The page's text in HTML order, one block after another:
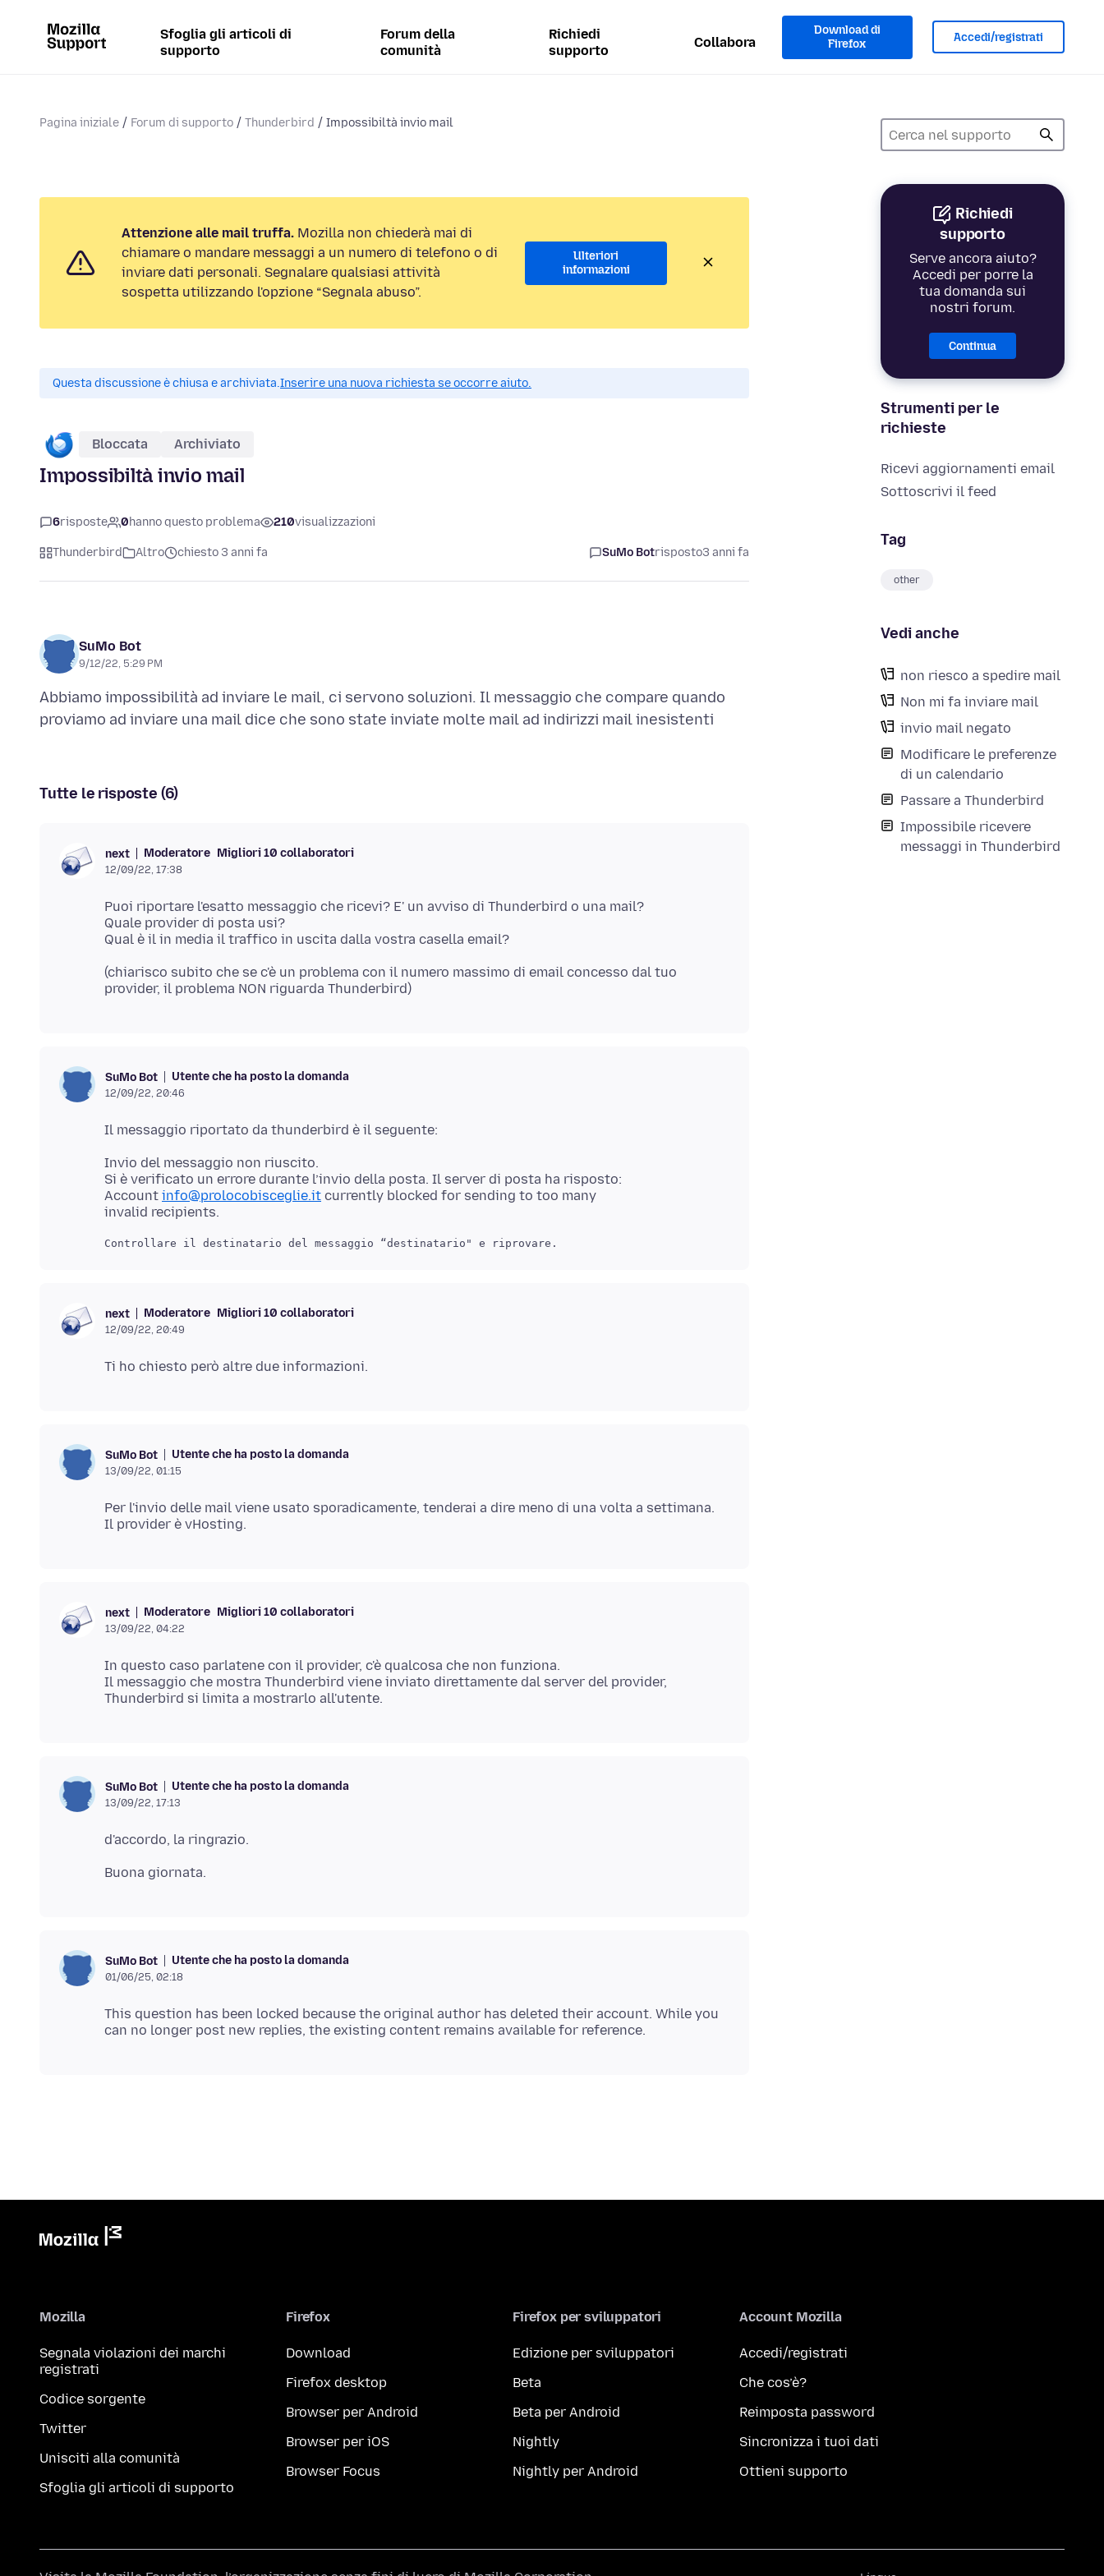
Sfoglia gli articoli di
supporto
Forum della
comunità
Richiedi
supporto
Collabora
Download di
Firefox
Accedi/registrati
Pagina iniziale Forum di supporto Thunderbird Impossibiltà invio mail
Richiedi
supporto
Serve ancora aiuto?
Accedi per porre la
tua domanda sui
nostri forum.
Continua
Strumenti per le
richieste
Ricevi aggiornamenti email
Sottoscrivi il feed
Tag
other
Vedi anche
non riesco a spedire mail
Non mi fa inviare mail
invio mail negato
Modificare le preferenze
di un calendario
Passare a Thunderbird
Impossibile ricevere
messaggi in Thunderbird
Attenzione alle mail truffa. Mozilla non chiederà mai di
chiamare o mandare messaggi a un numero di telefono o di
inviare dati personali. Segnalare qualsiasi attività
sospetta utilizzando l'opzione “Segnala abuso”.
Ulteriori
informazioni
Questa discussione è chiusa e archiviata.Inserire una nuova richiesta se occorre aiuto.
Bloccata Archiviato
Impossibiltà invio mail
6risposte 0hanno questo problema 210visualizzazioni
Thunderbird Altro chiesto 3 anni fa SuMo Botrisposto3 anni fa
SuMo Bot
9/12/22, 5:29 PM
Abbiamo impossibilità ad inviare le mail, ci servono soluzioni. Il messaggio che compare quando
Tutte le risposte (6)
next Moderatore Migliori 10 collaboratori
12/09/22, 17:38
Puoi riportare l'esatto messaggio che ricevi? E' un avviso di Thunderbird o una mail?
Quale provider di posta usi?
(chiarisco subito che se c'è un problema con il numero massimo di email concesso dal tuo
SuMo Bot Utente che ha posto la domanda
12/09/22, 20:46
Invio del messaggio non riuscito.
Si è verificato un errore durante l’invio della posta. Il server di posta ha risposto:
Account info@prolocobisceglie.it currently blocked for sending to too many
next Moderatore Migliori 10 collaboratori
12/09/22, 20:49
SuMo Bot Utente che ha posto la domanda
13/09/22, 01:15
Per l'invio delle mail viene usato sporadicamente, tenderai a dire meno di una volta a settimana.
next Moderatore Migliori 10 collaboratori
13/09/22, 04:22
In questo caso parlatene con il provider, c'è qualcosa che non funziona.
Il messaggio che mostra Thunderbird viene inviato direttamente dal server del provider,
SuMo Bot Utente che ha posto la domanda
13/09/22, 17:13
SuMo Bot Utente che ha posto la domanda
01/06/25, 02:18
This question has been locked because the original author has deleted their account. While you
Mozilla
Segnala violazioni dei marchi
registrati
Codice sorgente
Twitter
Unisciti alla comunità
Sfoglia gli articoli di supporto
Firefox
Download
Firefox desktop
Browser per Android
Browser per iOS
Browser Focus
Firefox per sviluppatori
Edizione per sviluppatori
Beta
Beta per Android
Nightly
Nightly per Android
Account Mozilla
Accedi/registrati
Che cos’è?
Reimposta password
Sincronizza i tuoi dati
Ottieni supporto